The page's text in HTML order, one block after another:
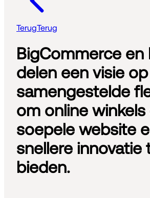
TerugTerug
BigCommerce en
delen een visie op
samengestelde
om online winkels
soepele website
snellere innovatie
bieden.